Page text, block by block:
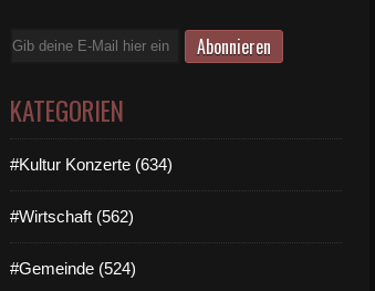
E-
KATEGORIEN
#Kultur Konzerte (634)
#Wirtschaft (562)
#Gemeinde (524)